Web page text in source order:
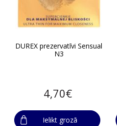
DUREX prezervatīvi Sensual
N3
4,70€
Ielikt grozā